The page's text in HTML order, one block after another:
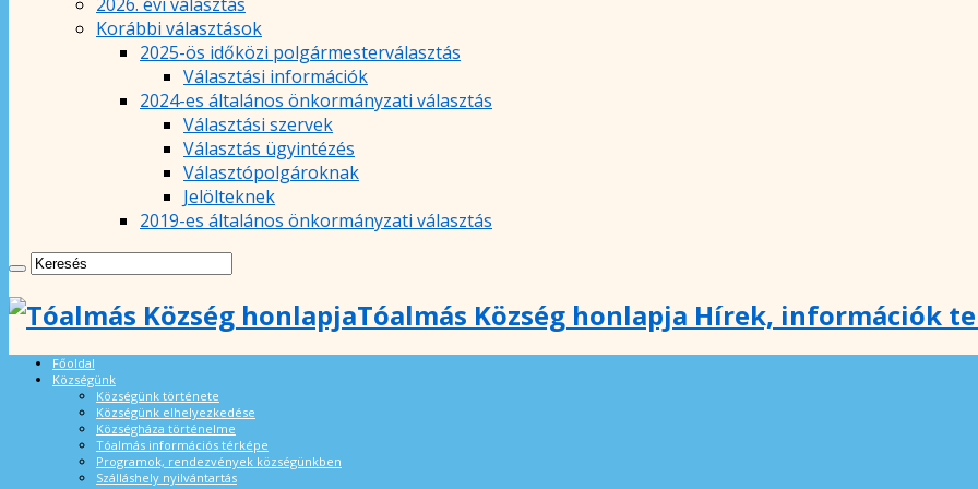
Korábbi választások
2025-ös időközi polgármesterválasztás
Választási információk
2024-es általános önkormányzati választás
Választási szervek
Választás ügyintézés
Választópolgároknak
Jelölteknek
2019-es általános önkormányzati választás
Tóalmás Község honlapja Hírek, információk
Főoldal
Községünk
Községünk története
Községünk elhelyezkedése
Községháza történelme
Tóalmás információs térképe
Programok, rendezvények községünkben
Szálláshely nyilvántartás